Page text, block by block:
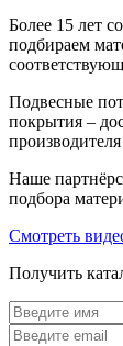
Более 15 лет
подбираем
Подвесные
покрытия –
Наше
подбора
Смотреть
Получить